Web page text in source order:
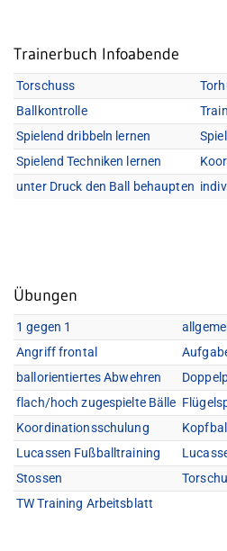
Trainerbuch Infoabende
Torschuss
Ballkontrolle
Spielend dribbeln lernen
Spielend Techniken lernen
unter Druck den Ball behaupten
Übungen
1 gegen 1
Angriff frontal
ballorientiertes Abwehren
flach/hoch zugespielte Bälle
Koordinationsschulung
Kopfball
Lucassen Fußballtraining
Stossen
TW Training Arbeitsblatt
Schiedsrichter
Newsarchiv
Vereinsshop
Interner Bereich
Startseite
JuJutsu
Karate
Kegeln
Leichtathletik
Schach
Fitnessstudio
Service
Mitglied werden
Jobs
FAQ